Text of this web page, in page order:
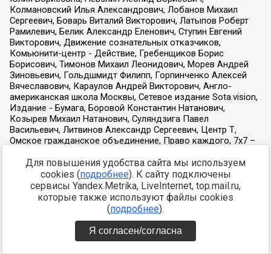
Для повышения удобства сайта мы используем
cookies (подробнее). К сайту подключены
сервисы Yandex.Metrika, LiveInternet, top.mail.ru,
которые также используют файлы cookies
(подробнее).
Я согласен/согласна